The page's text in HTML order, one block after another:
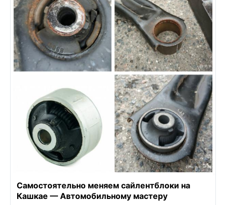
Самостоятельно меняем сайлентблоки на
Кашкае — Автомобильному мастеру